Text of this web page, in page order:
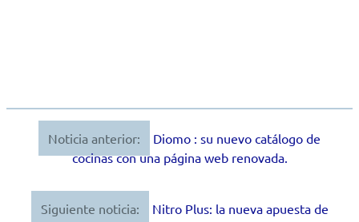
Navegación
entradas
Noticia anterior:
Diomo : su nuevo catálogo de
cocinas con una página web renovada.
Siguiente noticia:
Nitro Plus: la nueva apuesta de